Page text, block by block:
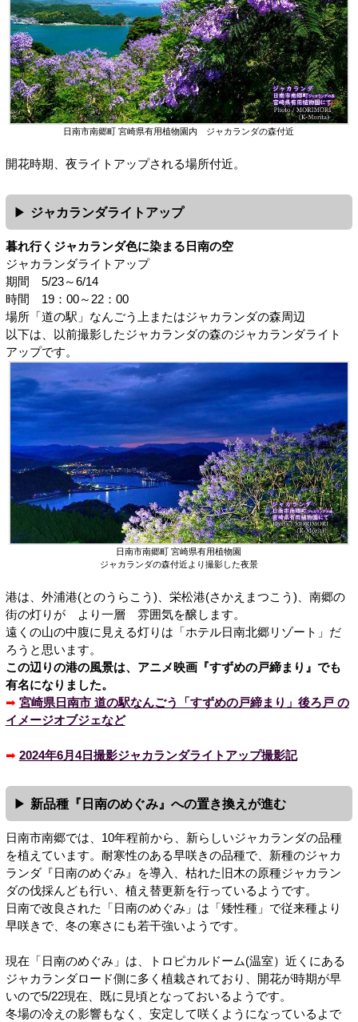
日南市南郷町 宮崎県有用植物園内 ジャカランダの森付近
開花時期、夜ライトアップされる場所付近。
ジャカランダライトアップ
暮れ行くジャカランダ色に染まる日南の空
ジャカランダライトアップ
期間 5/23～6/14
時間 19：00～22：00
場所「道の駅」なんごう上またはジャカランダの森周辺
以下は、以前撮影したジャカランダの森のジャカランダライト
アップです。
日南市南郷町 宮崎県有用植物園
ジャカランダの森付近より撮影した夜景
港は、外浦港(とのうらこう)、栄松港(さかえまつこう)、南郷の
街の灯りが より一層 雰囲気を醸します。
遠くの山の中腹に見える灯りは「ホテル日南北郷リゾート」だ
ろうと思います。
この辺りの港の風景は、アニメ映画『すずめの戸締まり』でも
有名になりました。
➡ 宮崎県日南市 道の駅なんごう「すずめの戸締まり」後ろ戸 の
イメージオブジェなど
➡ 2024年6月4日撮影ジャカランダライトアップ撮影記
新品種『日南のめぐみ』への置き換えが進む
日南市南郷では、10年程前から、新らしいジャカランダの品種
を植えています。耐寒性のある早咲きの品種で、新種のジャカ
ランダ『日南のめぐみ』を導入、枯れた旧木の原種ジャカラン
ダの伐採んども行い、植え替更新を行っているようです。
日南で改良された「日南のめぐみ」は「矮性種」で従来種より
早咲きで、冬の寒さにも若干強いようです。
現在「日南のめぐみ」は、トロピカルドーム(温室）近くにある
ジャカランダロード側に多く植栽されており、開花が時期が早
いので5/22現在、既に見頃となっておいるようです。
冬場の冷えの影響もなく、安定して咲くようになっているよで